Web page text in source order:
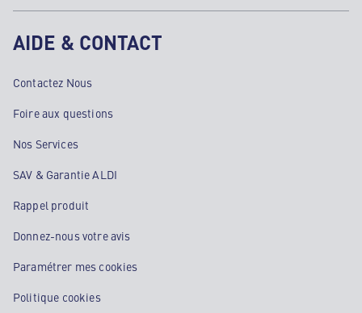
AIDE & CONTACT
Contactez Nous
Foire aux questions
Nos Services
SAV & Garantie ALDI
Rappel produit
Donnez-nous votre avis
Paramétrer mes cookies
Politique cookies